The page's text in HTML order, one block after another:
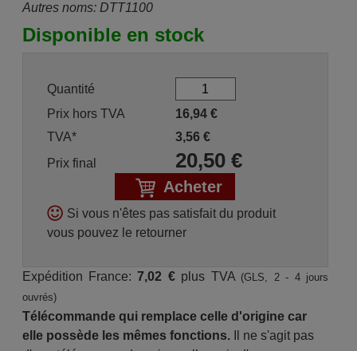
Autres noms: DTT1100
Disponible en stock
Quantité
Prix hors TVA
16,94€
TVA*
3,56€
Prix final
20,50€
Acheter
Si vous n'êtes pas satisfait du produit
vous pouvez le retourner
Expédition France:7,02 €plus TVA (GLS, 2 - 4 jours
ouvrés)
Télécommande qui remplace celle d'origine car
elle possède les mêmes fonctions.Il ne s'agit pas